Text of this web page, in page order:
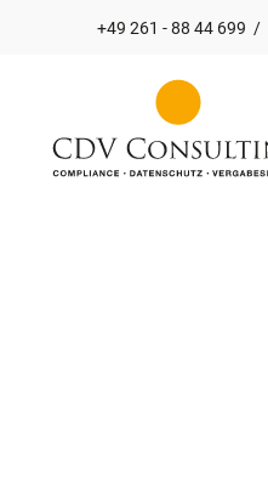
+49 261 - 88 44 699 /
Hauptnavigation